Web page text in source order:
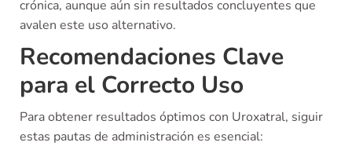
crónica, aunque aún sin resultados concluyentes que
avalen este uso alternativo.
Recomendaciones Clave
para el Correcto Uso
Para obtener resultados óptimos con Uroxatral, siguir
estas pautas de administración es esencial: